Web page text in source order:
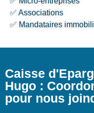
✅ Associations
✅ Mandataires
Caisse
Hugo :
pour nous